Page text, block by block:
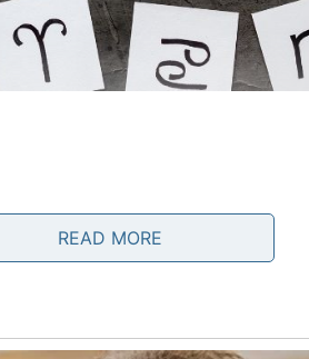
u posljednje vrijeme konačno
ono što ste učinili.
READ MORE